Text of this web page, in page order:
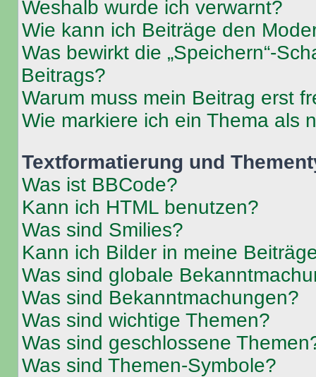
Weshalb wurde ich verwarnt?
Wie kann ich Beiträge den
Was bewirkt die „Speichern“-
Beitrags?
Warum muss mein Beitrag erst
Wie markiere ich ein Thema als
Textformatierung und
Was ist BBCode?
Kann ich HTML benutzen?
Was sind Smilies?
Kann ich Bilder in meine
Was sind globale
Was sind Bekanntmachungen?
Was sind wichtige Themen?
Was sind geschlossene
Was sind Themen-Symbole?